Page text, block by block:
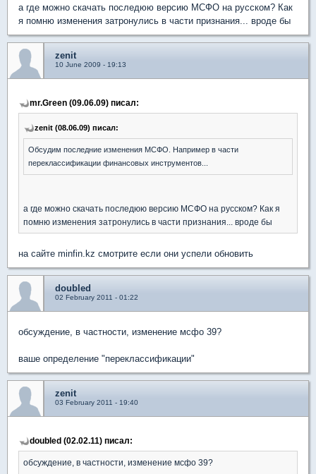
а где можно скачать последюю версию МСФО на русском? Как
я помню изменения затронулись в части признания... вроде бы
zenit
10 June 2009 - 19:13
mr.Green (09.06.09) писал:
zenit (08.06.09) писал:
Обсудим последние изменения МСФО. Например в части
переклассификации финансовых инструментов...
а где можно скачать последюю версию МСФО на русском? Как я
помню изменения затронулись в части признания... вроде бы
на сайте minfin.kz смотрите если они успели обновить
doubled
02 February 2011 - 01:22
обсуждение, в частности, изменение мсфо 39?
ваше определение "переклассификации"
zenit
03 February 2011 - 19:40
doubled (02.02.11) писал:
обсуждение, в частности, изменение мсфо 39?